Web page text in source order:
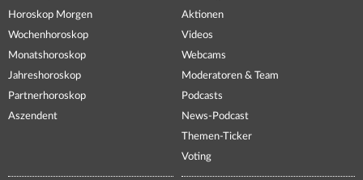
Horoskop Morgen
Wochenhoroskop
Monatshoroskop
Jahreshoroskop
Partnerhoroskop
Aszendent
Aktionen
Videos
Webcams
Moderatoren & Team
Podcasts
News-Podcast
Themen-Ticker
Voting